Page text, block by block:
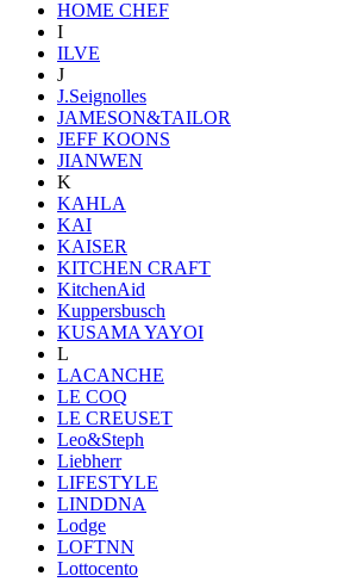
HOME CHEF
I
ILVE
J
J.Seignolles
JAMESON&TAILOR
JEFF KOONS
JIANWEN
K
KAHLA
KAI
KAISER
KITCHEN CRAFT
KitchenAid
Kuppersbusch
KUSAMA YAYOI
L
LACANCHE
LE COQ
LE CREUSET
Leo&Steph
Liebherr
LIFESTYLE
LINDDNA
Lodge
LOFTNN
Lottocento